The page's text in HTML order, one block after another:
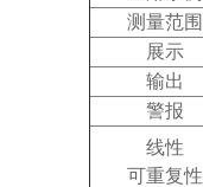
测量范围
展示
输出
警报
线性
可重复性